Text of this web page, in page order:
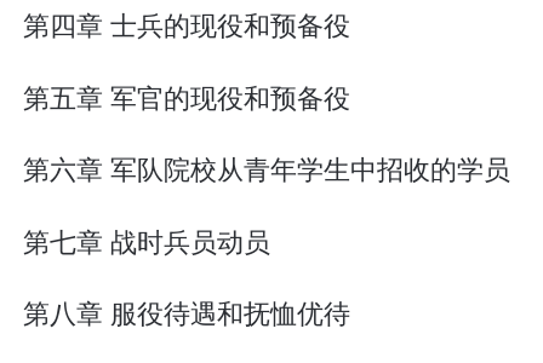
第四章 士兵的现役和预备役
第五章 军官的现役和预备役
第六章 军队院校从青年学生中招收的学员
第七章 战时兵员动员
第八章 服役待遇和抚恤优待